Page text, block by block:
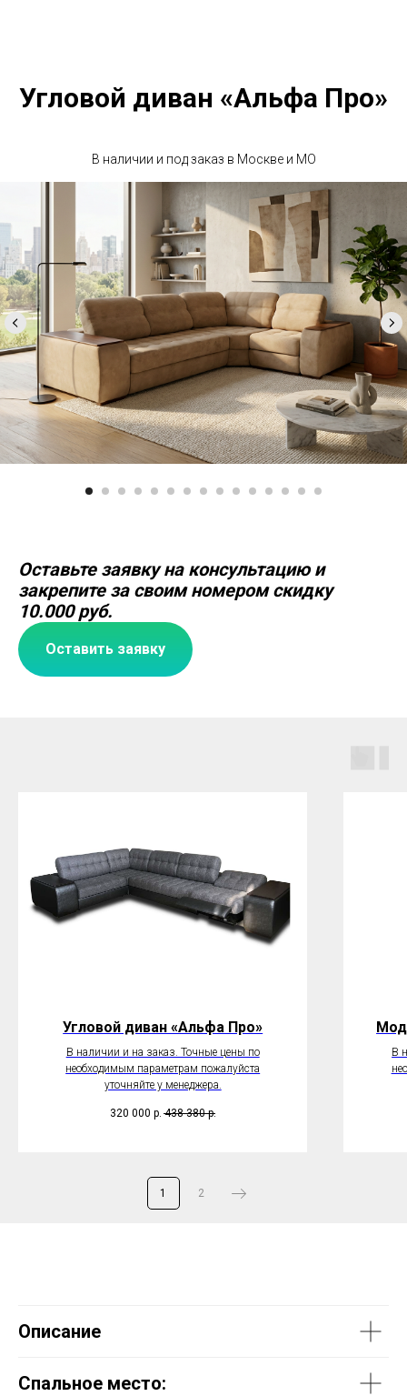
Угловой диван «Альфа Про»
В наличии и под заказ в Москве и МО
Оставьте заявку на консультацию и
закрепите за своим номером скидку
10.000 руб.
Оставить заявку
Угловой диван «Альфа Про»
В наличии и на заказ. Точные цены по
необходимым параметрам пожалуйста
уточняйте у менеджера.
320 000 р. 438 380 р.
В
1 2
Описание
Спальное место: